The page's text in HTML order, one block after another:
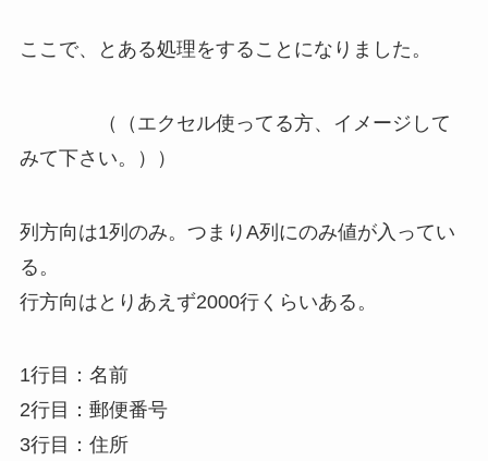
ここで、とある処理をすることになりました。
（（エクセル使ってる方、イメージして
みて下さい。））
列方向は1列のみ。つまりA列にのみ値が入ってい
る。
行方向はとりあえず2000行くらいある。
1行目：名前
2行目：郵便番号
3行目：住所